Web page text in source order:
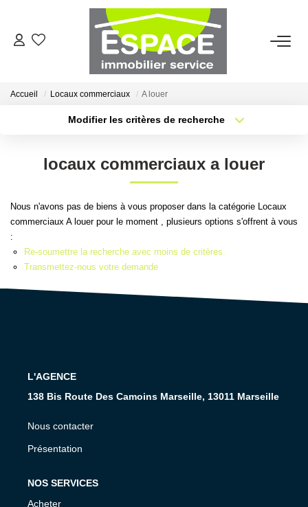
VENTES
Qui Sommes-Nous ?
Accueil Locaux commerciaux A louer
Modifier les critères de recherche
Type de bien
Budget max Plus de critères
locaux commerciaux a louer
Nous n'avons pas de biens à vous proposer dans la catégorie Locaux
commerciaux A louer pour le moment , plusieurs options s'offrent à vous
:
Re-soumettre la recherche avec moins de critères.
Transmettez-nous votre demande
L'AGENCE
138 Bis Route Des Camoins Marseille, 13011 Marseille
Nous contacter
Présentation
NOS SERVICES
Acheter